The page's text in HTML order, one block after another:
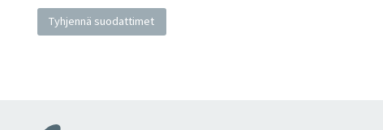
Tyhjennä suodattimet